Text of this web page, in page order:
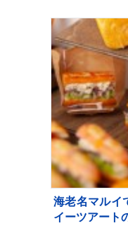
海老名マルイ
イーツアート